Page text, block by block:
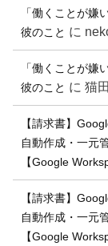
「働くことが嫌
彼のこと に
「働くことが嫌
彼のこと に 猫田
【請求書】
自動作成・一元
【Google
【請求書】
自動作成・一元
【Google